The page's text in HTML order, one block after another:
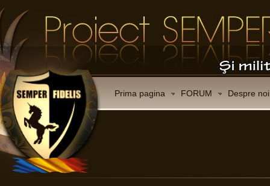
Prima pagina FORUM Despre noi